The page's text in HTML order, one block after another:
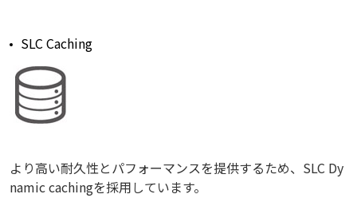
SLC Caching
より高い耐久性とパフォーマンスを提供するため、SLC Dy
namic cachingを採用しています。